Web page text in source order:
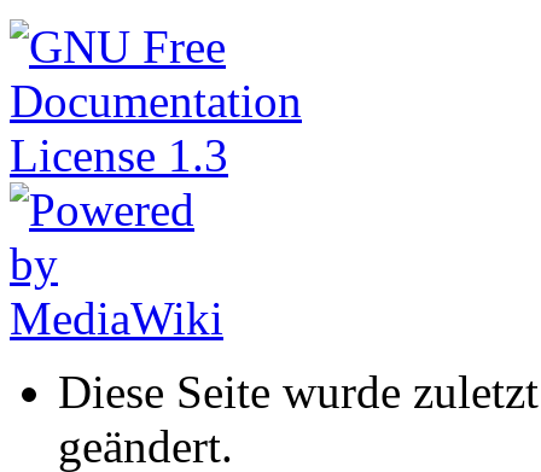
Diese Seite wurde
geändert.